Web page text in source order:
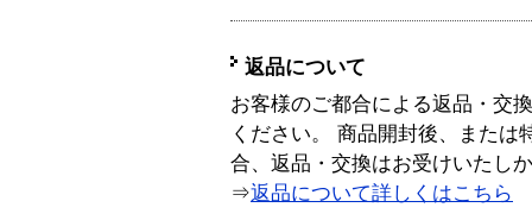
返品について
お客様のご都合による返品・交
ください。 商品開封後、または
合、返品・交換はお受けいたし
⇒返品について詳しくはこちら